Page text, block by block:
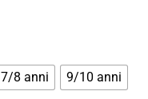
7/8 anni
9/10 anni